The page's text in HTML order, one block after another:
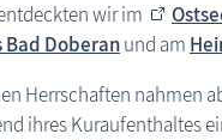
wir im
Bad Doberanund am
Herrschaften nahmen
ihres Kuraufenthaltes